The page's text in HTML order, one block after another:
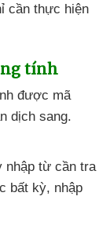
cần thực hiện
tính
được mã
dịch sang.
nhập từ cần tra
bất kỳ, nhập